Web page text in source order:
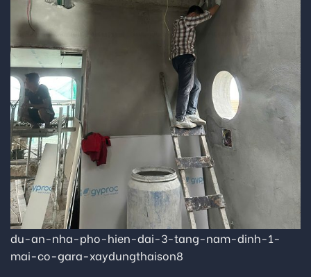
du-an-nha-pho-hien-dai-3-tang-nam-dinh-1-
mai-co-gara-xaydungthaison8